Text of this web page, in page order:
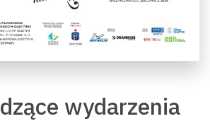
wydarzenia